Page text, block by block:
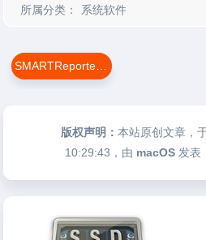
所属分类： 系统软件
版权声明：本站原创文章，
10:29:43 ，由 macOS 发表